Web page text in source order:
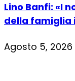
Lino Banfi: «I
della famiglia
Agosto 5, 2026